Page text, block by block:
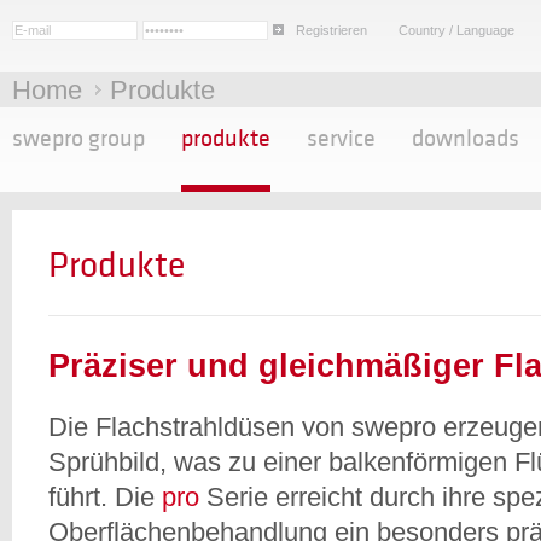
Registrieren Country / Language
Home Produkte
swepro group produkte service downloads
Produkte
Präziser und gleichmäßiger
Die Flachstrahldüsen von swepro
Sprühbild, was zu einer balkenförmigen
führt. Die pro Serie erreicht durch ihre
Oberflächenbehandlung ein besonders